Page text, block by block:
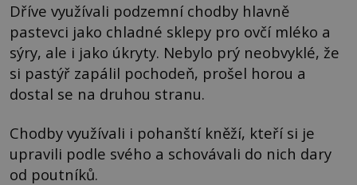
Dříve využívali podzemní chodby hlavně
pastevci jako chladné sklepy pro ovčí mléko a
sýry, ale i jako úkryty. Nebylo prý neobvyklé, že
si pastýř zapálil pochodeň, prošel horou a
dostal se na druhou stranu.
Chodby využívali i pohanští kněží, kteří si je
upravili podle svého a schovávali do nich dary
od poutníků.